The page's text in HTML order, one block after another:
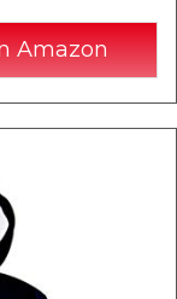
Amazon